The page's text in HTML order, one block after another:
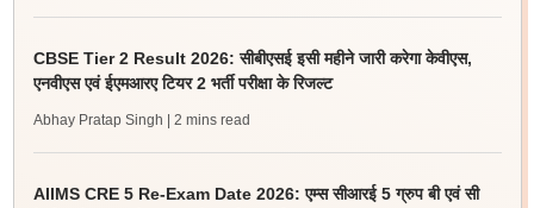
CBSE Tier 2 Result 2026: सीबीएसई इसी महीने जारी करेगा केवीएस,
एनवीएस एवं ईएमआरए टियर 2 भर्ती परीक्षा के रिजल्ट
Abhay Pratap Singh | 2 mins read
AIIMS CRE 5 Re-Exam Date 2026: एम्स सीआरई 5 ग्रुप बी एवं सी